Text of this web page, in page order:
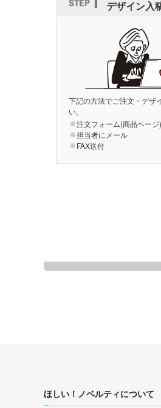
デザイン入
下記の方法でご注文・デザ
い。
注文フォーム(商品ページ)
担当者にメール
FAX送付
ほしい！ノベルティについて